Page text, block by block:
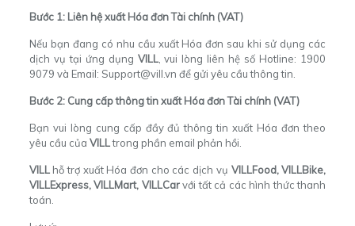
Bước 1: Liên hệ xuất Hóa đơn Tài chính (VAT)
Nếu bạn đang có nhu cầu xuất Hóa đơn sau khi sử dụng các
dịch vụ tại ứng dụng VILL, vui lòng liên hệ số Hotline: 1900
9079 và Email: Support@vill.vn để gửi yêu cầu thông tin.
Bước 2: Cung cấp thông tin xuất Hóa đơn Tài chính (VAT)
Bạn vui lòng cung cấp đầy đủ thông tin xuất Hóa đơn theo
yêu cầu của VILLtrong phần email phản hồi.
VILLhỗ trợ xuất Hóa đơn cho các dịch vụ VILLFood, VILLBike,
VILLExpress, VILLMart, VILLCarvới tất cả các hình thức thanh
toán.